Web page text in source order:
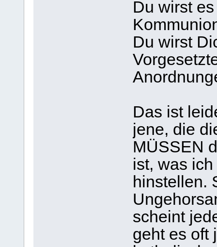
Du wirst
Du wirst
Das ist
jene, die
MÜSSEN
ist, was
hinstellen.
scheint
geht es oft